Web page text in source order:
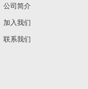
公司简介
加入我们
联系我们